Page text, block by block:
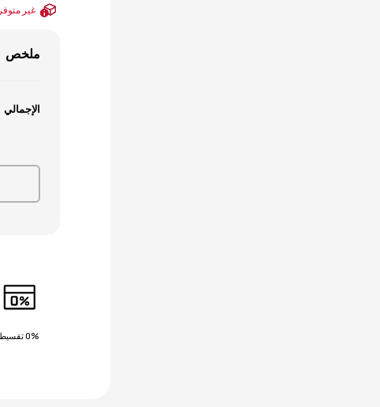
غير
ملخص
الإجمالي
0% تقسيط